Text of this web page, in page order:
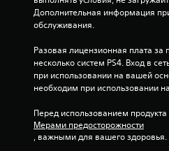
Дополнительная информация
обслуживания.
Разовая лицензионная плата за
несколько систем PS4. Вход в
при использовании на вашей
необходим при использовании
Перед использованием продукта
Мерами предосторожности
, важными для вашего здоровья.